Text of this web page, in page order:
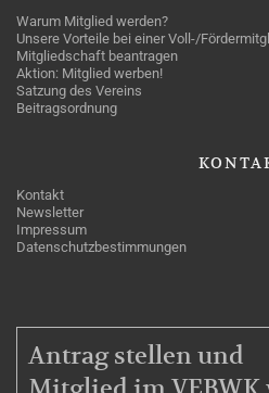
Warum Mitglied werden?
Unsere Vorteile bei einer Voll-/
Mitgliedschaft beantragen
Aktion: Mitglied werben!
Satzung des Vereins
Beitragsordnung
Kontakt
Newsletter
Impressum
Datenschutzbestimmungen
MITGLIEDSCHAFT
Antrag stellen und